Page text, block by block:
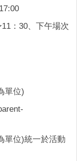
：30、下午場次
單位)
單位)統一於活動